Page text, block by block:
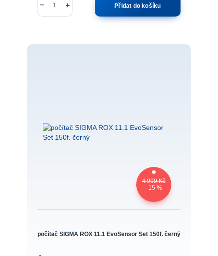
Přidat do košíku
4 999 Kč
- 15 %
počítač SIGMA ROX 11.1 EvoSensor Set 150f. černý